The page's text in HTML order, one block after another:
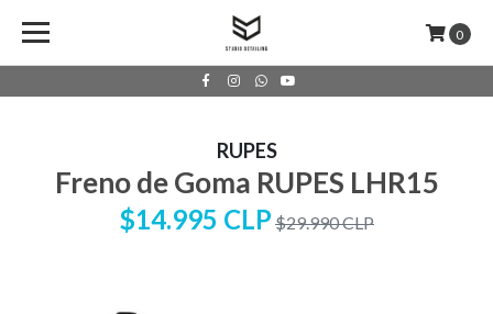
0
RUPES
Freno de Goma RUPES LHR15
$14.995 CLP $29.990 CLP